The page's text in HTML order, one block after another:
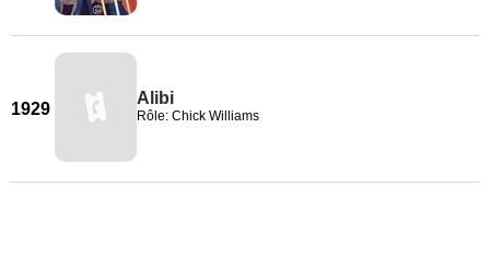
1929
Alibi
Rôle: Chick Williams